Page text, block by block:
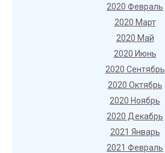
2020 Февраль
2020 Март
2020 Май
2020 Июнь
2020 Сентябрь
2020 Октябрь
2020 Ноябрь
2020 Декабрь
2021 Январь
2021 Февраль